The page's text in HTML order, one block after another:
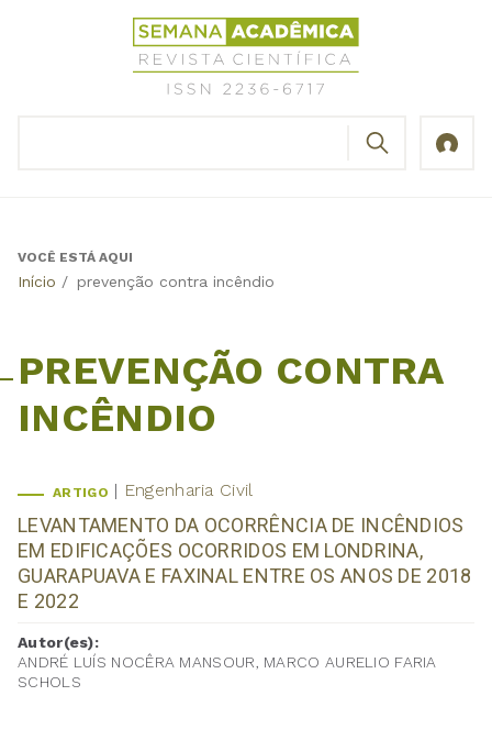
Revista
Científica
Semana
Back
VOCÊ ESTÁ AQUI
Início / prevenção contra incêndio
PREVENÇÃO CONTRA
INCÊNDIO
ARTIGO Engenharia Civil
LEVANTAMENTO DA OCORRÊNCIA DE INCÊNDIOS
EM EDIFICAÇÕES OCORRIDOS EM LONDRINA,
GUARAPUAVA E FAXINAL ENTRE OS ANOS DE 2018
E 2022
Autor(es):
ANDRÉ LUÍS NOCÊRA MANSOUR, MARCO AURELIO FARIA
SCHOLS